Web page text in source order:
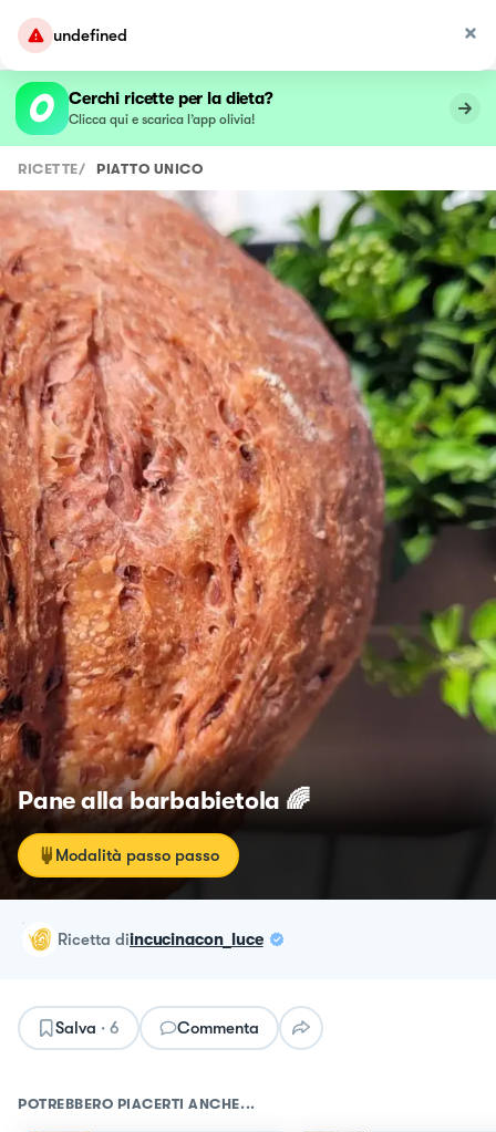
undefined
Cerchi ricette per la dieta?
Clicca qui e scarica l’app olivia!
RICETTE/ PIATTO UNICO
Pane alla barbabietola 🌈
Modalità passo passo
ricetta diincucinacon_luce
Salva · 6 Commenta
POTREBBERO PIACERTI ANCHE...